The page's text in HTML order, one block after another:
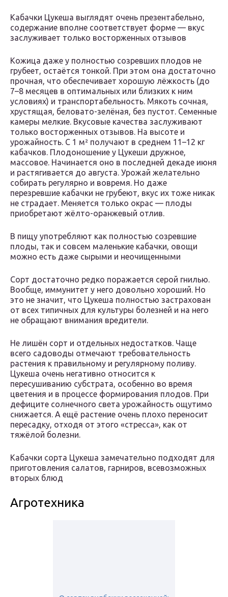
Кабачки Цукеша выглядят очень презентабельно,
содержание вполне соответствует форме — вкус
заслуживает только восторженных отзывов
Кожица даже у полностью созревших плодов не
грубеет, остаётся тонкой. При этом она достаточно
прочная, что обеспечивает хорошую лёжкость (до
7–8 месяцев в оптимальных или близких к ним
условиях) и транспортабельность. Мякоть сочная,
хрустящая, беловато-зелёная, без пустот. Семенные
камеры мелкие. Вкусовые качества заслуживают
только восторженных отзывов. На высоте и
урожайность. С 1 м² получают в среднем 11–12 кг
кабачков. Плодоношение у Цукеши дружное,
массовое. Начинается оно в последней декаде июня
и растягивается до августа. Урожай желательно
собирать регулярно и вовремя. Но даже
перезревшие кабачки не грубеют, вкус их тоже никак
не страдает. Меняется только окрас — плоды
приобретают жёлто-оранжевый отлив.
В пищу употребляют как полностью созревшие
плоды, так и совсем маленькие кабачки, овощи
можно есть даже сырыми и неочищенными
Сорт достаточно редко поражается серой гнилью.
Вообще, иммунитет у него довольно хороший. Но
это не значит, что Цукеша полностью застрахован
от всех типичных для культуры болезней и на него
не обращают внимания вредители.
Не лишён сорт и отдельных недостатков. Чаще
всего садоводы отмечают требовательность
растения к правильному и регулярному поливу.
Цукеша очень негативно относится к
пересушиванию субстрата, особенно во время
цветения и в процессе формирования плодов. При
дефиците солнечного света урожайность ощутимо
снижается. А ещё растение очень плохо переносит
пересадку, отходя от этого «стресса», как от
тяжёлой болезни.
Кабачки сорта Цукеша замечательно подходят для
приготовления салатов, гарниров, всевозможных
вторых блюд
Агротехника